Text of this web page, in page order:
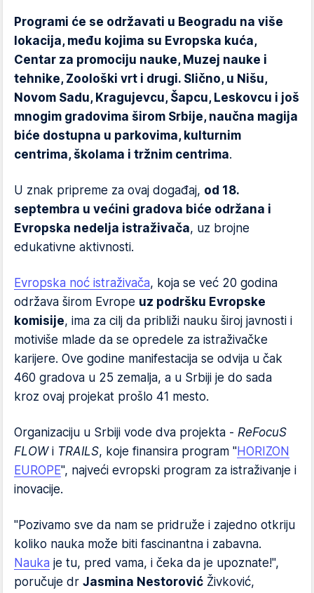
Programi će se održavati u Beogradu na više
lokacija, među kojima su Evropska kuća,
Centar za promociju nauke, Muzej nauke i
tehnike, Zoološki vrt i drugi. Slično, u Nišu,
Novom Sadu, Kragujevcu, Šapcu, Leskovcu i još
mnogim gradovima širom Srbije, naučna magija
biće dostupna u parkovima, kulturnim
centrima, školama i tržnim centrima.
U znak pripreme za ovaj događaj, od 18.
septembra u većini gradova biće održana i
Evropska nedelja istraživača, uz brojne
edukativne aktivnosti.
Evropska noć istraživača, koja se već 20 godina
održava širom Evrope uz podršku Evropske
komisije, ima za cilj da približi nauku široj javnosti i
motiviše mlade da se opredele za istraživačke
karijere. Ove godine manifestacija se odvija u čak
460 gradova u 25 zemalja, a u Srbiji je do sada
kroz ovaj projekat prošlo 41 mesto.
Organizaciju u Srbiji vode dva projekta - ReFocuS
FLOWi TRAILS, koje finansira program "HORIZON
EUROPE", najveći evropski program za istraživanje i
inovacije.
"Pozivamo sve da nam se pridruže i zajedno otkriju
koliko nauka može biti fascinantna i zabavna.
Nauka je tu, pred vama, i čeka da je upoznate!",
poručuje dr Jasmina Nestorović Živković,